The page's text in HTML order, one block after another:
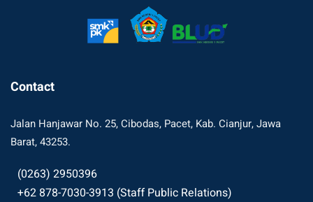
Contact
Jalan Hanjawar No. 25, Cibodas, Pacet, Kab. Cianjur, Jawa
Barat, 43253.
(0263) 2950396
+62 878-7030-3913 (Staff Public Relations)